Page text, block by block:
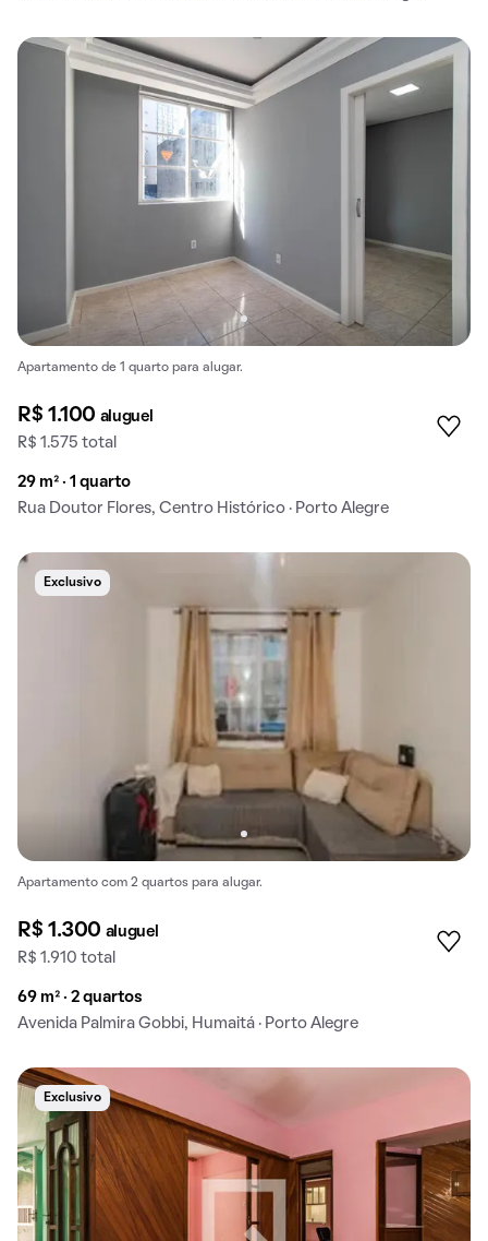
Apartamento de 1 quarto para alugar.
R$ 1.100 aluguel
R$ 1.575 total
29 m² · 1 quarto
Rua Doutor Flores, Centro Histórico · Porto Alegre
Exclusivo
Apartamento com 2 quartos para alugar.
R$ 1.300 aluguel
R$ 1.910 total
69 m² · 2 quartos
Avenida Palmira Gobbi, Humaitá · Porto Alegre
Exclusivo